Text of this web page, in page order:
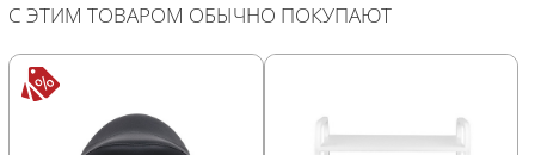
С ЭТИМ ТОВАРОМ ОБЫЧНО ПОКУПАЮТ